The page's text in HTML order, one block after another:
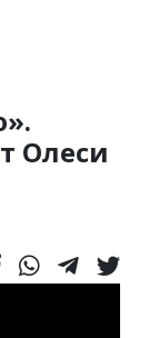
Олеси